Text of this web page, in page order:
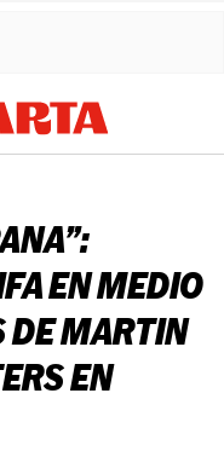
EN MEDIO
DE MARTIN
EN